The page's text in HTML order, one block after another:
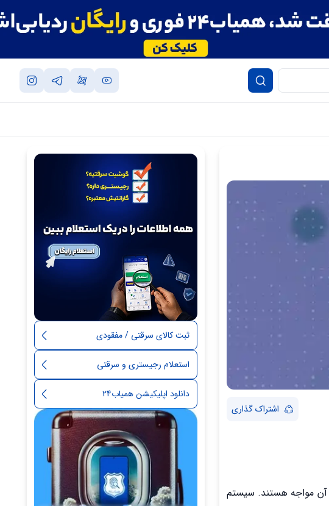
اشتراک گذاری
آن مواجه هستند. سیستم
ثبت کالای سرقتی / مفقودی
استعلام رجیستری و سرقتی
دانلود اپلیکیشن همیاب24